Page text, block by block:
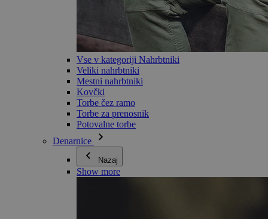
Vse v kategoriji Nahrbtniki
Veliki nahrbtniki
Mestni nahrbtniki
Kovčki
Torbe čez ramo
Torbe za prenosnik
Potovalne torbe
Denarnice
Nazaj
Show more